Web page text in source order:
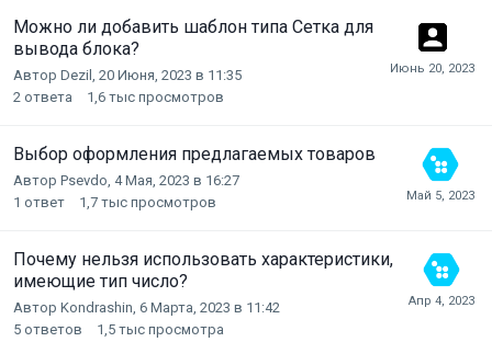
Можно ли добавить шаблон типа Сетка для
вывода блока?
Автор Dezil 20 Июня, 2023 в 11:35
2 ответа 1,6 тыс просмотров
Выбор оформления предлагаемых товаров
Автор Psevdo 4 Мая, 2023 в 16:27
1 ответ 1,7 тыс просмотров
Почему нельзя использовать характеристики,
имеющие тип число?
Автор Kondrashin 6 Марта, 2023 в 11:42
5 ответов 1,5 тыс просмотра